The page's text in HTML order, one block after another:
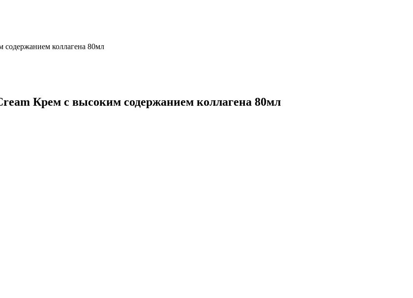
коллагена 80мл
Крем с высоким содержанием коллагена 80мл